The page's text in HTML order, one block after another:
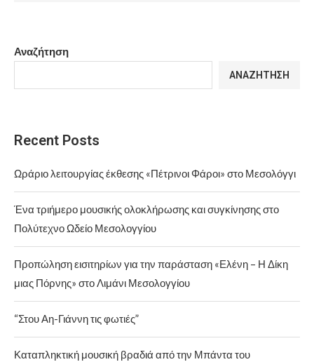
Αναζήτηση
ΑΝΑΖΉΤΗΣΗ
Recent Posts
Ωράριο λειτουργίας έκθεσης «Πέτρινοι Φάροι» στο Μεσολόγγι
Ένα τριήμερο μουσικής ολοκλήρωσης και συγκίνησης στο
Πολύτεχνο Ωδείο Μεσολογγίου
Προπώληση εισιτηρίων για την παράσταση «Ελένη – Η Δίκη
μιας Πόρνης» στο Λιμάνι Μεσολογγίου
“Στου Αη-Γιάννη τις φωτιές”
Καταπληκτική μουσική βραδιά από την Μπάντα του